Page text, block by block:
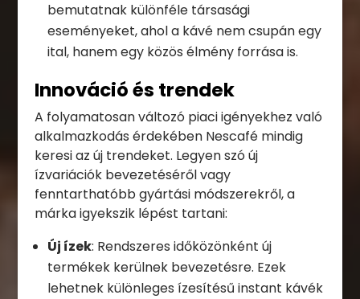
bemutatnak különféle társasági
eseményeket, ahol a kávé nem csupán egy
ital, hanem egy közös élmény forrása is.
Innováció és trendek
A folyamatosan változó piaci igényekhez való
alkalmazkodás érdekében Nescafé mindig
keresi az új trendeket. Legyen szó új
ízvariációk bevezetéséről vagy
fenntarthatóbb gyártási módszerekről, a
márka igyekszik lépést tartani:
Új ízek: Rendszeres időközönként új
termékek kerülnek bevezetésre. Ezek
lehetnek különleges ízesítésű instant kávék